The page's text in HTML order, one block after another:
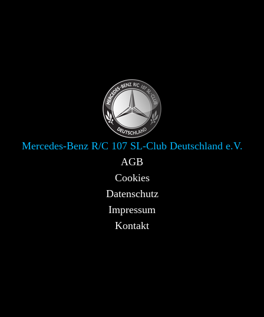
Mercedes-Benz R/C 107 SL-Club Deutschland e.V.
AGB
Cookies
Datenschutz
Impressum
Kontakt